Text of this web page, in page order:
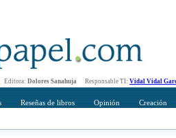
Editora: Dolores Sanahuja Responsable TI: Vidal Vidal
Reseñas de libros Opinión Creación